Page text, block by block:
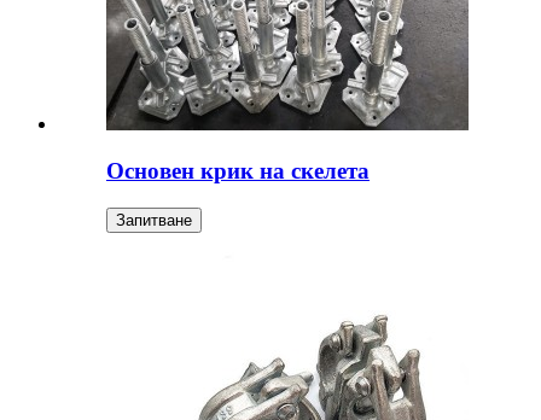
Основен крик на скелета
Запитване